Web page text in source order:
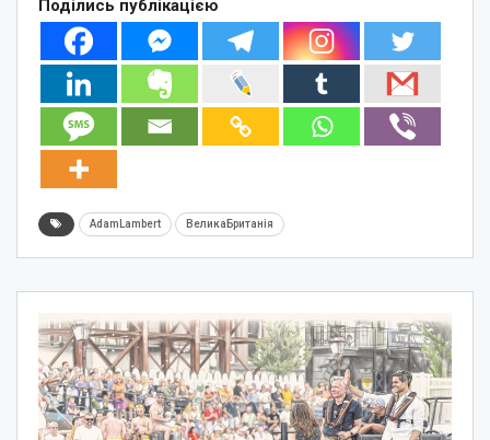
Поділись публікацією
AdamLambert ВеликаБританія